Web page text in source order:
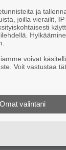
ja
joilla vierailit,
voivat
Voit vastustaa
Omat valintani